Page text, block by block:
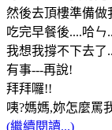
然後去頂樓準備做
吃完早餐後....哈
我想我撐不下去了
有事---再說!
拜拜囉!!
咦?媽媽,妳怎麼罵
(繼續閱讀...)